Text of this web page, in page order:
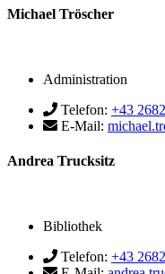
Michael Tröscher
Administration
Telefon: +43
E-Mail:
Andrea Trucksitz
Bibliothek
Telefon: +43